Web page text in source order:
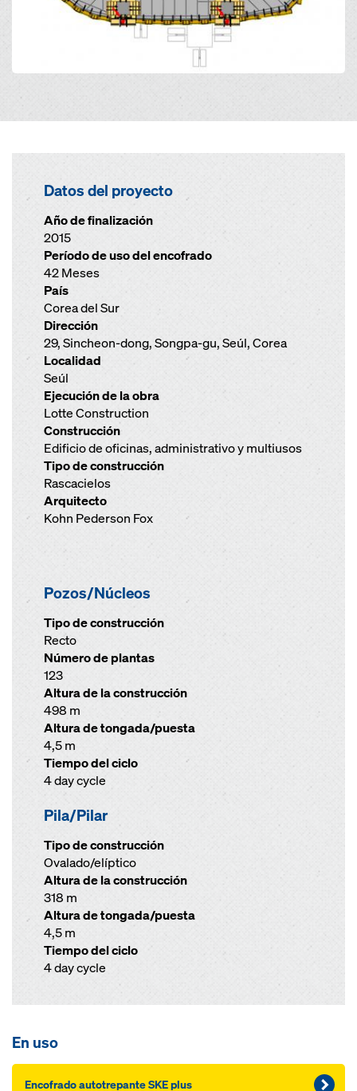
Datos del proyecto
Año de finalización
2015
Período de uso del encofrado
42 Meses
País
Corea del Sur
Dirección
29, Sincheon-dong, Songpa-gu, Seúl, Corea
Localidad
Seúl
Ejecución de la obra
Lotte Construction
Construcción
Edificio de oficinas, administrativo y multiusos
Tipo de construcción
Rascacielos
Arquitecto
Kohn Pederson Fox
Pozos/Núcleos
Tipo de construcción
Recto
Número de plantas
123
Altura de la construcción
498 m
Altura de tongada/puesta
4,5 m
Tiempo del ciclo
4 day cycle
Pila/Pilar
Tipo de construcción
Ovalado/elíptico
Altura de la construcción
318 m
Altura de tongada/puesta
4,5 m
Tiempo del ciclo
4 day cycle
En uso
Encofrado autotrepante SKE plus